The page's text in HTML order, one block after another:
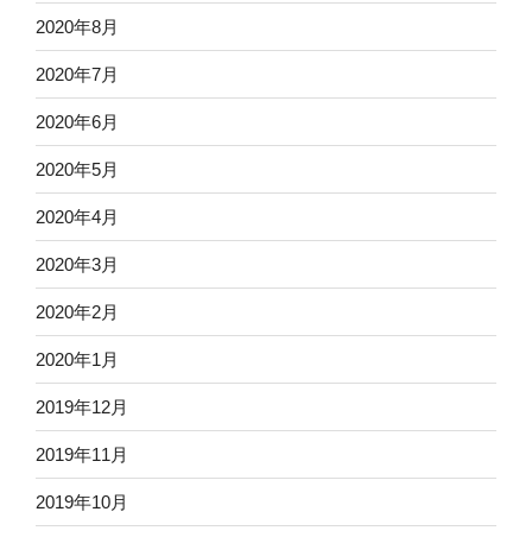
2020年8月
2020年7月
2020年6月
2020年5月
2020年4月
2020年3月
2020年2月
2020年1月
2019年12月
2019年11月
2019年10月